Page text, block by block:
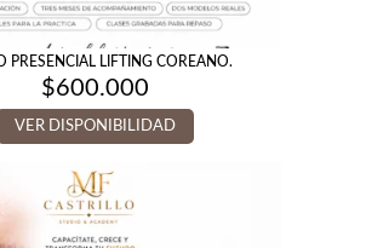
PRESENCIAL LIFTING COREANO.
$600.000
VER DISPONIBILIDAD